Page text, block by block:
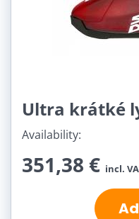
Ultra krátké
Availability:
351,38 € incl.